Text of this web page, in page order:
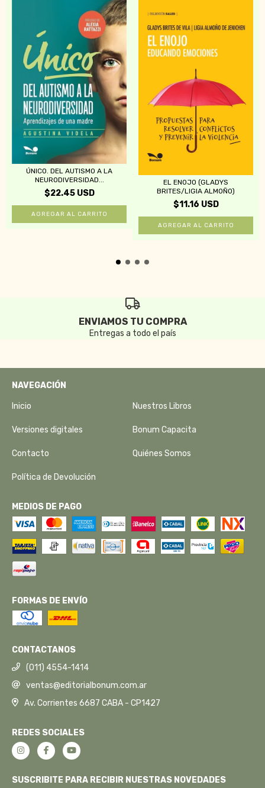
ÚNICO. DEL AUTISMO A LA
NEURODIVERSIDAD...
$22.45 USD
EL ENOJO (GLADYS
BRITES/LIGIA ALMOÑO)
$11.16 USD
ENVIAMOS TU COMPRA
Entregas a todo el país
NAVEGACIÓN
Inicio Nuestros Libros
Versiones digitales Bonum Capacita
Contacto Quiénes Somos
Política de Devolución
MEDIOS DE PAGO
FORMAS DE ENVÍO
CONTACTANOS
(011) 4554-1414
ventas@editorialbonum.com.ar
Av. Corrientes 6687 CABA - CP1427
REDES SOCIALES
SUSCRIBITE PARA RECIBIR NUESTRAS NOVEDADES